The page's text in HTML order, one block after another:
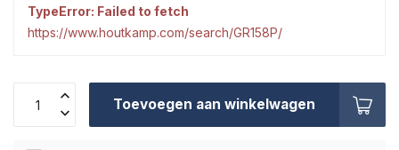
TypeError: Failed to fetch
https://www.houtkamp.com/search/GR158P/
Toevoegen aan winkelwagen